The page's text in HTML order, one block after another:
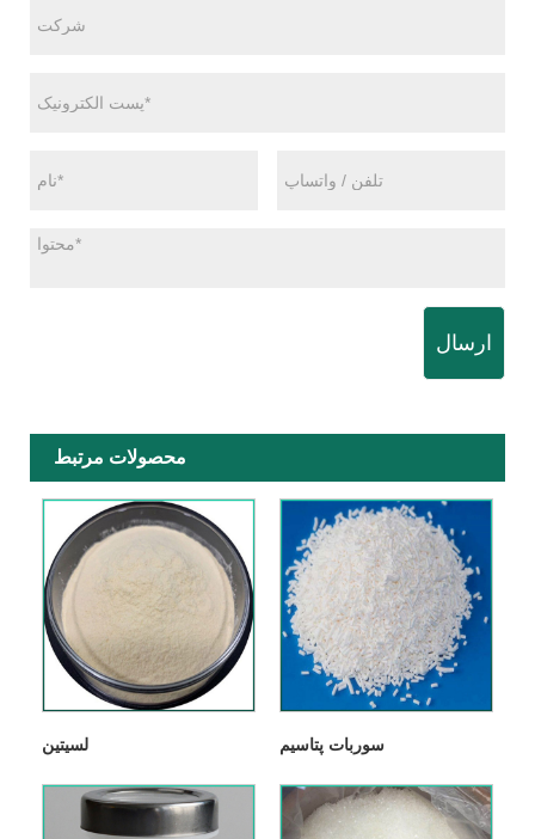
ارسال
محصولات مرتبط
لسیتین سوربات پتاسیم